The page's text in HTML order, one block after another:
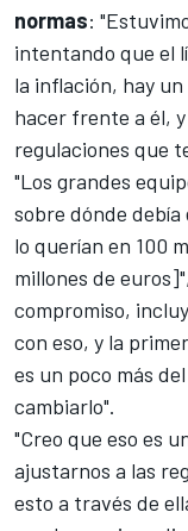
normas:
intentando que el
la inflación, hay
hacer frente a él,
regulaciones que
"Los grandes
sobre dónde debía
lo querían en 100
millones de
compromiso,
con eso, y la
es un poco más
cambiarlo".
"Creo que eso es
ajustarnos a las
esto a través de